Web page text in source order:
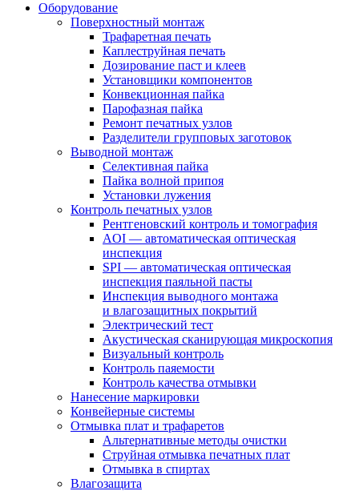
Оборудование
Поверхностный монтаж
Трафаретная печать
Каплеструйная печать
Дозирование паст и клеев
Установщики компонентов
Конвекционная пайка
Парофазная пайка
Ремонт печатных узлов
Разделители групповых заготовок
Выводной монтаж
Селективная пайка
Пайка волной припоя
Установки лужения
Контроль печатных узлов
Рентгеновский контроль и томография
AOI — автоматическая оптическая
инспекция
SPI — автоматическая оптическая
инспекция паяльной пасты
Инспекция выводного монтажа
и влагозащитных покрытий
Электрический тест
Акустическая сканирующая микроскопия
Визуальный контроль
Контроль паяемости
Контроль качества отмывки
Нанесение маркировки
Конвейерные системы
Отмывка плат и трафаретов
Альтернативные методы очистки
Струйная отмывка печатных плат
Отмывка в спиртах
Влагозащита